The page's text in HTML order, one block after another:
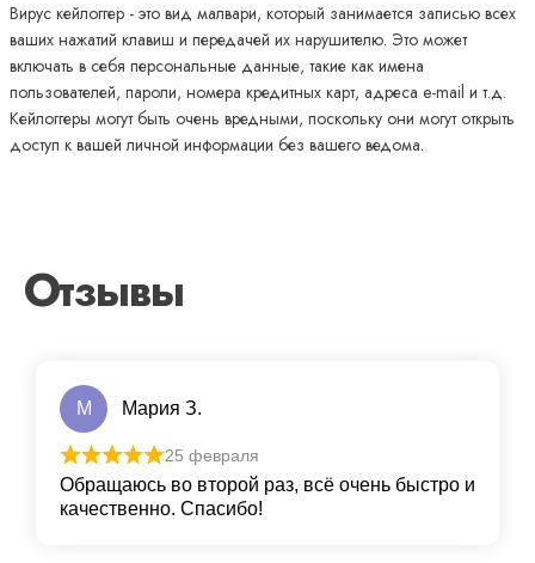
Вирус кейлоггер - это вид малвари, который занимается записью всех
ваших нажатий клавиш и передачей их нарушителю. Это может
включать в себя персональные данные, такие как имена
пользователей, пароли, номера кредитных карт, адреса e-mail и т.д.
Кейлоггеры могут быть очень вредными, поскольку они могут открыть
доступ к вашей личной информации без вашего ведома.
Отзывы
М Мария З.
25 февраля
Обращаюсь во второй раз, всё очень быстро и
качественно. Спасибо!